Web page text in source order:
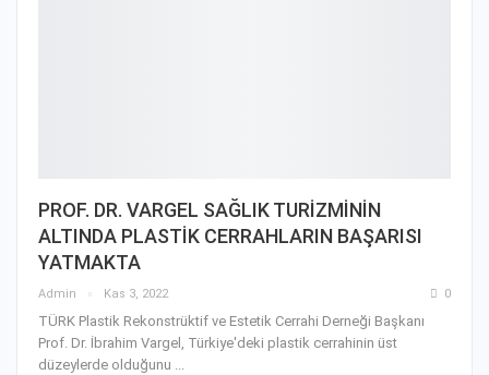
PROF. DR. VARGEL SAĞLIK TURİZMİNİN
ALTINDA PLASTİK CERRAHLARIN BAŞARISI
YATMAKTA
Admin Kas 3, 2022 0
TÜRK Plastik Rekonstrüktif ve Estetik Cerrahi Derneği Başkanı
Prof. Dr. İbrahim Vargel, Türkiye'deki plastik cerrahinin üst
düzeylerde olduğunu ...